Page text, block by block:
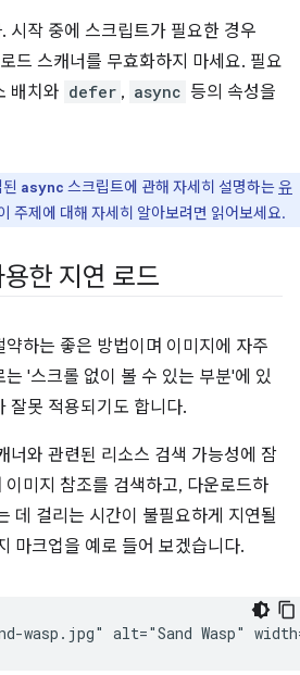
시작 중에 스크립트가 필요한 경우
드 스캐너를 무효화하지 마세요. 필요
배치와 defer , async 등의 속성을
async 스크립트에 관해 자세히 설명하는유
주제에 대해 자세히 알아보려면 읽어보세요.
한 지연 로드
하는 좋은 방법이며 이미지에 자주
'스크롤 없이 볼 수 있는 부분'에 있
잘못 적용되기도 합니다.
너와 관련된 리소스 검색 가능성에 잠
미지 참조를 검색하고, 다운로드하
데 걸리는 시간이 불필요하게 지연될
마크업을 예로 들어 보겠습니다.